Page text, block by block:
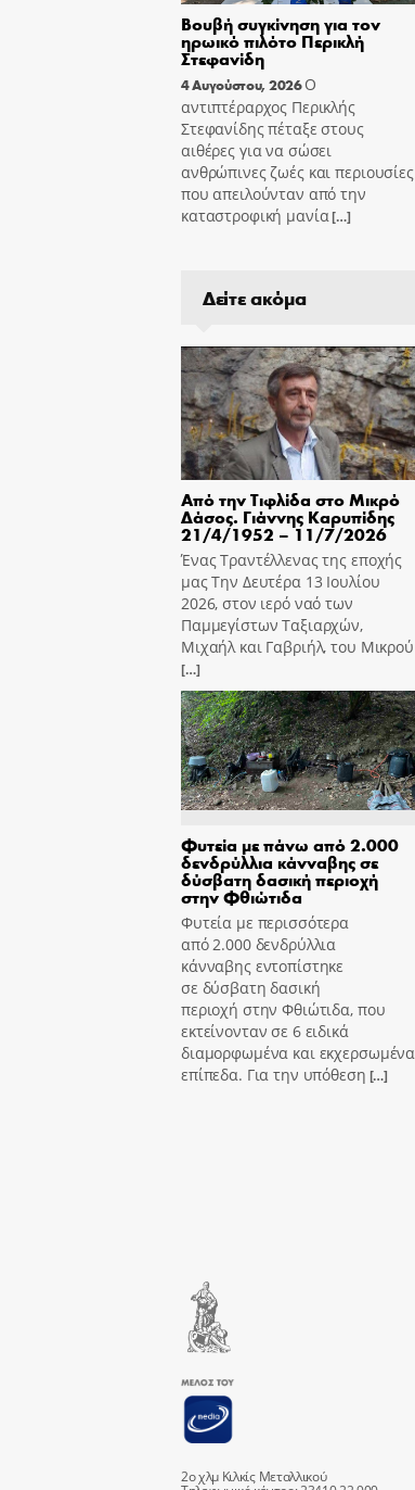
Βουβή συγκίνηση για τον
ηρωικό πιλότο Περικλή
Στεφανίδη
4 Αυγούστου, 2026Ο
αντιπτέραρχος Περικλής
Στεφανίδης πέταξε στους
αιθέρες για να σώσει
ανθρώπινες ζωές και περιουσίες
που απειλούνταν από την
καταστροφική μανία[…]
Δείτε ακόμα
Από την Τιφλίδα στο Μικρό
Δάσος. Γιάννης Καρυπίδης
21/4/1952 – 11/7/2026
Ένας Τραντέλλενας της εποχής
μας Την Δευτέρα 13 Ιουλίου
2026, στον ιερό ναό των
Παμμεγίστων Ταξιαρχών,
Μιχαήλ και Γαβριήλ, του Μικρού
[…]
Φυτεία με πάνω από 2.000
δενδρύλλια κάνναβης σε
δύσβατη δασική περιοχή
στην Φθιώτιδα
Φυτεία με περισσότερα
από 2.000 δενδρύλλια
κάνναβης εντοπίστηκε
σε δύσβατη δασική
περιοχή στην Φθιώτιδα, που
εκτείνονταν σε 6 ειδικά
διαμορφωμένα και εκχερσωμένα
επίπεδα. Για την υπόθεση […]
2ο χλμ Κιλκίς Μεταλλικού